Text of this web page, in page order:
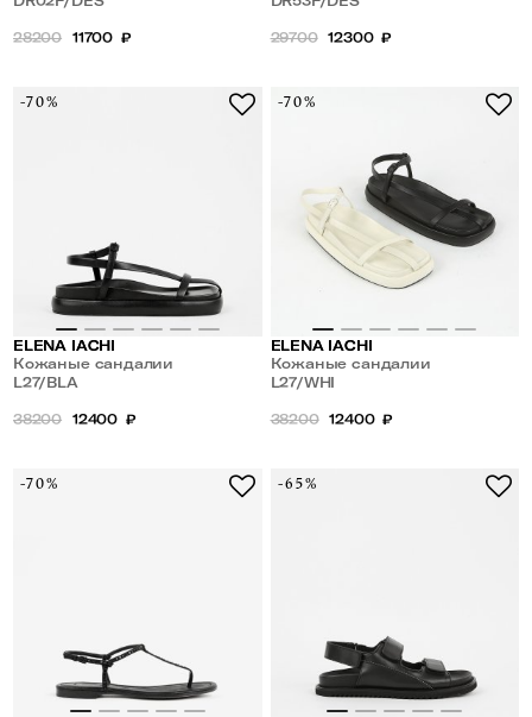
28200 11700 ₽ 29700 12300 ₽
-70%
ELENA IACHI
Кожаные сандалии
L27/BLA
38200 12400 ₽
-70%
ELENA IACHI
Кожаные сандалии
L27/WHI
38200 12400 ₽
-70% -65%